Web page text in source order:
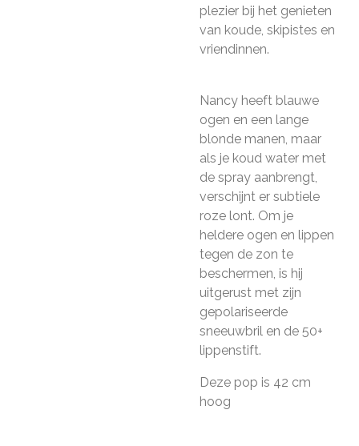
plezier bij het genieten
van koude, skipistes en
vriendinnen.
Nancy heeft blauwe
ogen en een lange
blonde manen, maar
als je koud water met
de spray aanbrengt,
verschijnt er subtiele
roze lont. Om je
heldere ogen en lippen
tegen de zon te
beschermen, is hij
uitgerust met zijn
gepolariseerde
sneeuwbril en de 50+
lippenstift.
Deze pop is 42 cm
hoog